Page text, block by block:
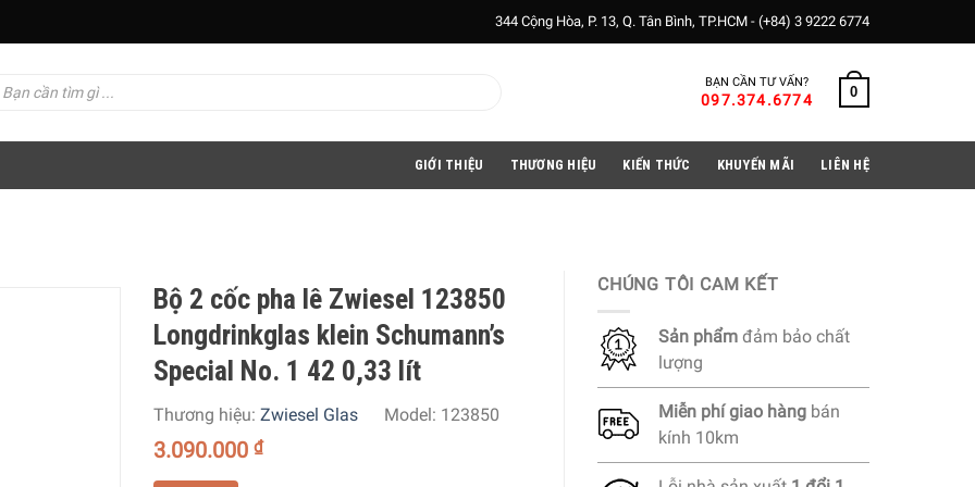
344 Cộng Hòa, P. 13, Q. Tân Bình, TP.HCM - (+84) 3 9222 6774
BẠN CẦN TƯ VẤN?
097.374.6774 0
GIỚI THIỆU THƯƠNG HIỆU KIẾN THỨC KHUYẾN MÃI LIÊN HỆ
Bộ 2 cốc pha lê Zwiesel 123850
Longdrinkglas klein Schumann’s
Special No. 1 42 0,33 lít
Thương hiệu: Zwiesel Glas Model: 123850
3.090.000 ₫
CHÚNG TÔI CAM KẾT
Sản phẩm đảm bảo chất
lượng
Miễn phígiao hàng bán
kính 10km